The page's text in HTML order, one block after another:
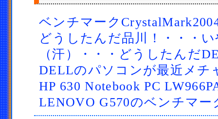
ベンチマーク
どうしたんだ品川！・・・
（汗）・・・どうしたんだ
DELLのパソコンが最近メチ
HP 630 Notebook PC
LENOVO G570のベンチマー